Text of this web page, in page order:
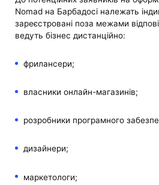
Nomad на Барбадосі належать
зареєстровані поза межами
ведуть бізнес дистанційно:
фрилансери;
власники онлайн-магазинів;
розробники програмного
дизайнери;
маркетологи;